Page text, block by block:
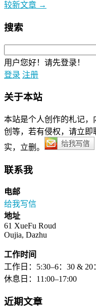
较新文章 →
搜索
用户您好！请先登录！
登录 注册
关于本站
本站是个人创作的札记
创等，若有侵权，请立
实，立删。
联系我
电邮
给我写信
地址
61 XueFu Roud
Oujia, Dazhu
工作时间
工作日：5:30–6：30 &
休息日：11:00–17:00
近期文章